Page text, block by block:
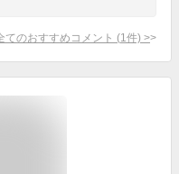
てのおすすめコメント (1 件) >